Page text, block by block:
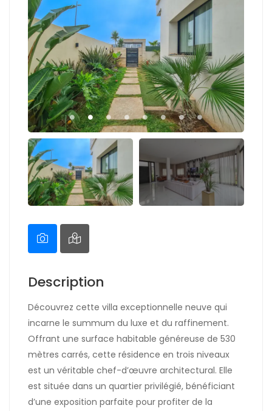
Description
Découvrez cette villa exceptionnelle neuve qui
incarne le summum du luxe et du raffinement.
Offrant une surface habitable généreuse de 530
mètres carrés, cette résidence en trois niveaux
est un véritable chef-d’œuvre architectural. Elle
est située dans un quartier privilégié, bénéficiant
d’une exposition parfaite pour profiter de la